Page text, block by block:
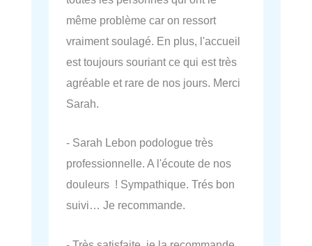
même problème car on ressort
vraiment soulagé. En plus, l'accueil
est toujours souriant ce qui est très
agréable et rare de nos jours. Merci
Sarah.
- Sarah Lebon podologue très
professionnelle. A l'écoute de nos
douleurs ! Sympathique. Trés bon
suivi… Je recommande.